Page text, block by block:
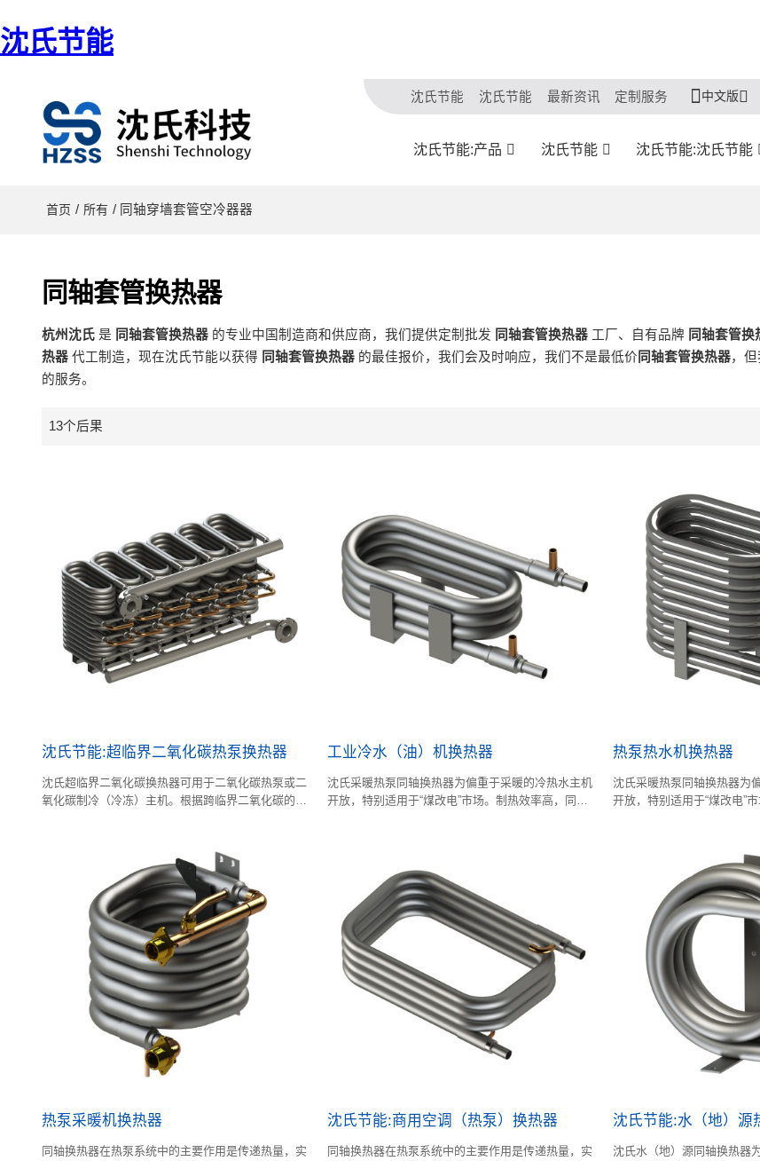
沈氏节能
沈氏节能 沈氏节能 最新资讯 定制服务 中文版
沈氏节能:产品 沈氏节能 沈氏节能:沈氏节能
首页 / 所有 / 同轴穿墙套管空冷器器
同轴套管换热器
杭州沈氏是 同轴套管换热器的专业中国制造商和供应商，我们提供定制批发 同轴套管换热器工厂、自有品牌 同轴套管换
热器代工制造，现在沈氏节能以获得 同轴套管换热器的最佳报价，我们会及时响应，我们不是最低价 同轴套管换热器，但
的服务。
13个后果
沈氏节能:超临界二氧化碳热泵换热器
沈氏超临界二氧化碳换热器可用于二氧化碳热泵或二
氧化碳制冷（冷冻）主机。根据跨临界二氧化碳的物
工业冷水（油）机换热器
沈氏采暖热泵同轴换热器为偏重于采暖的冷热水主机
开放，特别适用于“煤改电”市场。制热效率高，同时
热泵热水机换热器
沈氏采暖热泵同轴换热器为
开放，特别适用于“煤改电”
热泵采暖机换热器
同轴换热器在热泵系统中的主要作用是传递热量，实
沈氏节能:商用空调（热泵）换热器
同轴换热器在热泵系统中的主要作用是传递热量，实
沈氏节能:水（地）源
沈氏水（地）源同轴换热器